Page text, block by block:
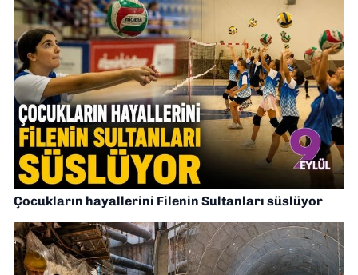
Çocukların hayallerini Filenin Sultanları süslüyor